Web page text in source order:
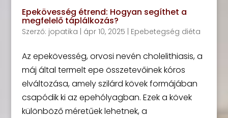
Epekövesség étrend: Hogyan segíthet a
megfelelő táplálkozás?
Szerző: jopatika | ápr 10, 2025 | Epebetegség diéta
Az epekövesség, orvosi nevén cholelithiasis, a
máj által termelt epe összetevőinek kóros
elváltozása, amely szilárd kövek formájában
csapódik ki az epehólyagban. Ezek a kövek
különböző méretűek lehetnek, a